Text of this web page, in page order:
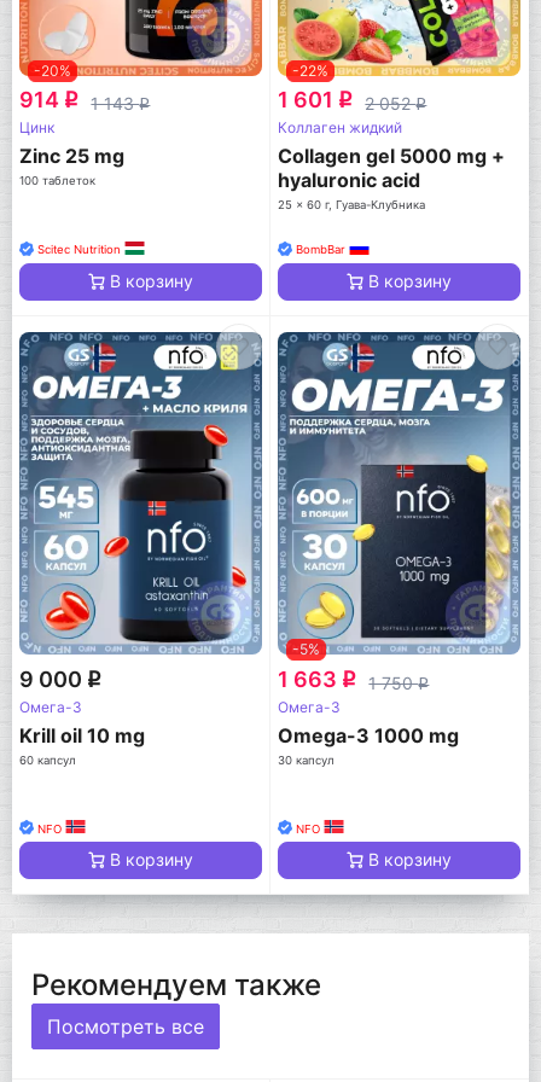
-20%
914 q 1 143q
Цинк
Zinc 25 mg
100 таблеток
Scitec Nutrition
В корзину
-22%
1 601 q 2 052q
Коллаген жидкий
Collagen gel 5000 mg +
hyaluronic acid
25 x 60 г, Гуава-Клубника
BombBar
В корзину
9 000 q
Омега-3
Krill oil 10 mg
60 капсул
NFO
В корзину
-5%
1 663 q 1 750q
Омега-3
Omega-3 1000 mg
30 капсул
NFO
В корзину
Рекомендуем также
Посмотреть все